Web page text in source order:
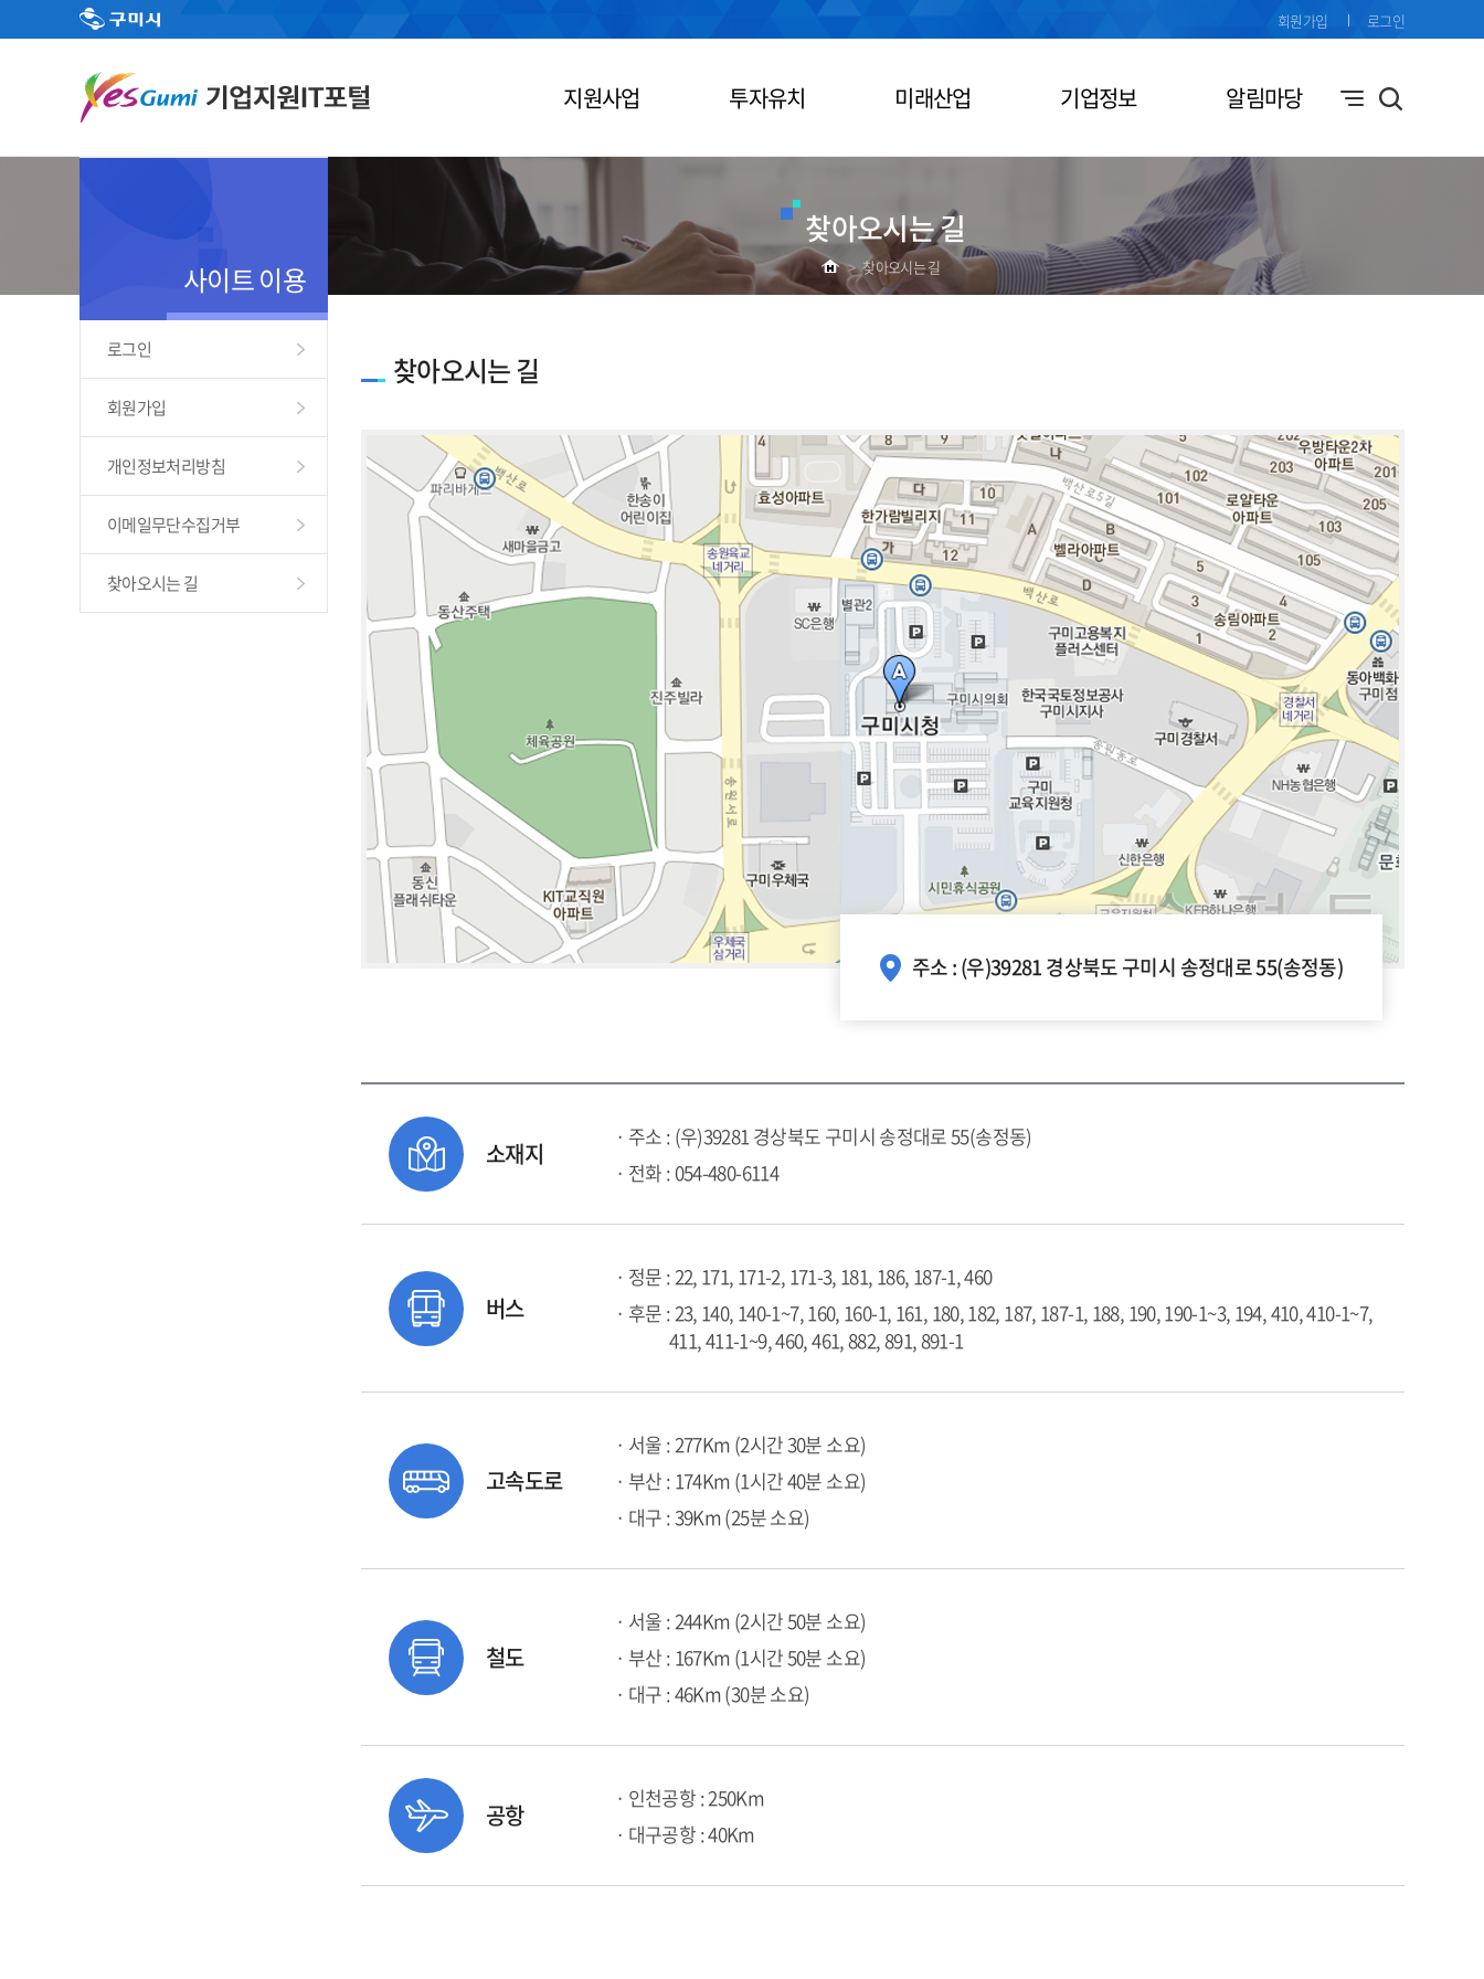
지원사업 투자유치 미래산업 기업정보 알림마당
회원가입 로그인
찾아오시는 길
> 찾아오시는 길
사이트 이용
로그인
회원가입
개인정보처리방침
이메일무단수집거부
찾아오시는 길
찾아오시는 길
주소 : (우)39281 경상북도 구미시 송정대로 55(송정동)
소재지
· 주소 : (우)39281 경상북도 구미시 송정대로 55(송정동)
· 전화 : 054-480-6114
버스
· 정문 : 22, 171, 171-2, 171-3, 181, 186, 187-1, 460
· 후문 : 23, 140, 140-1~7, 160, 160-1, 161, 180, 182, 187, 187-1, 188, 190, 190-1~3, 194, 410, 410-1~7,
411, 411-1~9, 460, 461, 882, 891, 891-1
고속도로
· 서울 : 277Km (2시간 30분 소요)
· 부산 : 174Km (1시간 40분 소요)
· 대구 : 39Km (25분 소요)
철도
· 서울 : 244Km (2시간 50분 소요)
· 부산 : 167Km (1시간 50분 소요)
· 대구 : 46Km (30분 소요)
공항
· 인천공항 : 250Km
· 대구공항 : 40Km